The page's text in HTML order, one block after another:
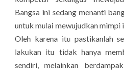
Bangsa ini sedang menanti
untuk mulai mewujudkan mimpi
Oleh karena itu pastikanlah
lakukan itu tidak hanya
sendiri, melainkan